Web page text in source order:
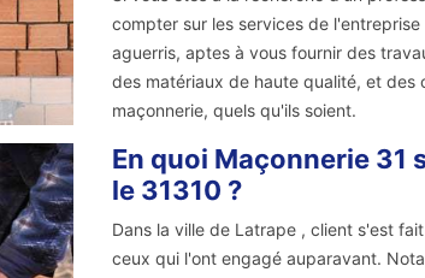
compter sur les services de
aguerris, aptes à vous fournir des
des matériaux de haute qualité, et des
maçonnerie, quels qu'ils soient.
En quoi Maçonnerie 31
le 31310 ?
Dans la ville de Latrape , client s'est
ceux qui l'ont engagé auparavant.